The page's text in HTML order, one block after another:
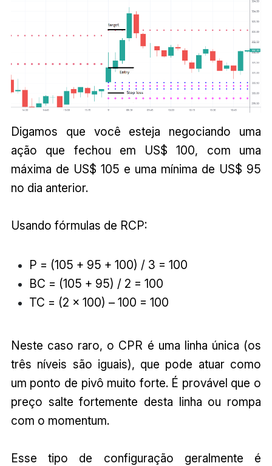
Digamos que você esteja negociando uma
ação que fechou em US$ 100, com uma
máxima de US$ 105 e uma mínima de US$ 95
no dia anterior.
Usando fórmulas de RCP:
P = (105 + 95 + 100) / 3 = 100
BC = (105 + 95) / 2 = 100
TC = (2 × 100) – 100 = 100
Neste caso raro, o CPR é uma linha única (os
três níveis são iguais), que pode atuar como
um ponto de pivô muito forte. É provável que o
preço salte fortemente desta linha ou rompa
com o momentum.
Esse tipo de configuração geralmente é